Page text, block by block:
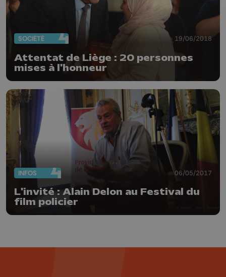
SOCIÉTÉ 19/06/2018
Attentat de Liège : 20 personnes
mises à l'honneur
INFOS 06/05/2017
L'invité : Alain Delon au Festival du
film policier